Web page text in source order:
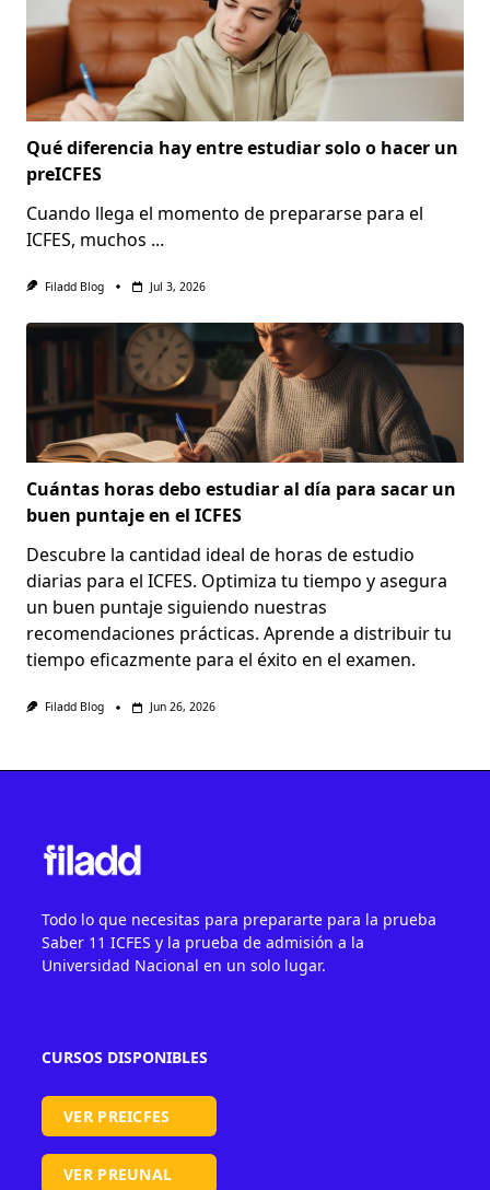
Qué diferencia hay entre estudiar solo o hacer un
preICFES
Cuando llega el momento de prepararse para el
ICFES, muchos ...
Filadd Blog Jul 3, 2026
Cuántas horas debo estudiar al día para sacar un
buen puntaje en el ICFES
Descubre la cantidad ideal de horas de estudio
diarias para el ICFES. Optimiza tu tiempo y asegura
un buen puntaje siguiendo nuestras
recomendaciones prácticas. Aprende a distribuir tu
tiempo eficazmente para el éxito en el examen.
Filadd Blog Jun 26, 2026
Todo lo que necesitas para prepararte para la prueba
Saber 11 ICFES y la prueba de admisión a la
Universidad Nacional en un solo lugar.
CURSOS DISPONIBLES
VER PREICFES
VER PREUNAL